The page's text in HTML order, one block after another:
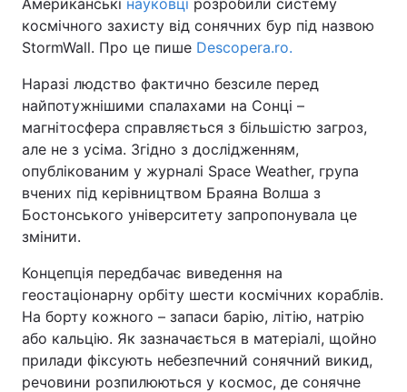
Американські науковці розробили систему
космічного захисту від сонячних бур під назвою
StormWall. Про це пише Descopera.ro.
Наразі людство фактично безсиле перед
найпотужнішими спалахами на Сонці –
магнітосфера справляється з більшістю загроз,
але не з усіма. Згідно з дослідженням,
опублікованим у журналі Space Weather, група
вчених під керівництвом Браяна Волша з
Бостонського університету запропонувала це
змінити.
Концепція передбачає виведення на
геостаціонарну орбіту шести космічних кораблів.
На борту кожного – запаси барію, літію, натрію
або кальцію. Як зазначається в матеріалі, щойно
прилади фіксують небезпечний сонячний викид,
речовини розпилюються у космос, де сонячне